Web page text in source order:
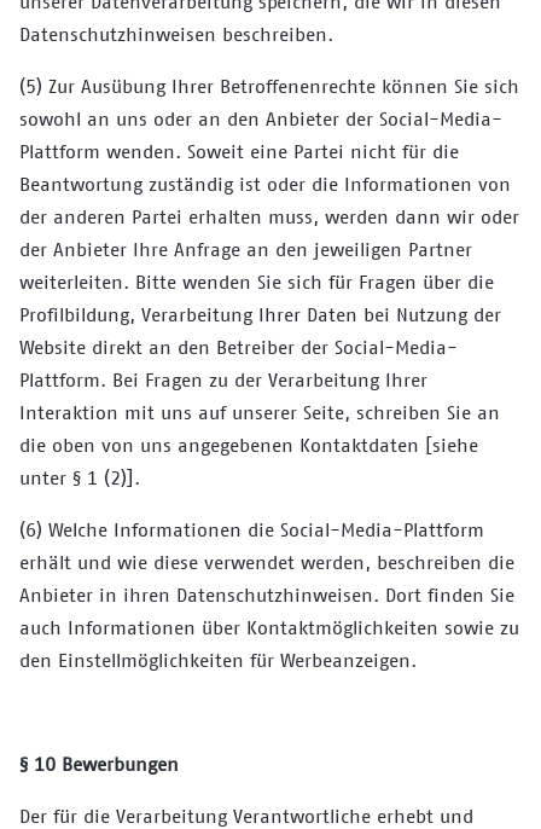
Datenschutzhinweisen beschreiben.
(5) Zur Ausübung Ihrer Betroffenenrechte können Sie sich
sowohl an uns oder an den Anbieter der Social-Media-
Plattform wenden. Soweit eine Partei nicht für die
Beantwortung zuständig ist oder die Informationen von
der anderen Partei erhalten muss, werden dann wir oder
der Anbieter Ihre Anfrage an den jeweiligen Partner
weiterleiten. Bitte wenden Sie sich für Fragen über die
Profilbildung, Verarbeitung Ihrer Daten bei Nutzung der
Website direkt an den Betreiber der Social-Media-
Plattform. Bei Fragen zu der Verarbeitung Ihrer
Interaktion mit uns auf unserer Seite, schreiben Sie an
die oben von uns angegebenen Kontaktdaten [siehe
unter § 1 (2)].
(6) Welche Informationen die Social-Media-Plattform
erhält und wie diese verwendet werden, beschreiben die
Anbieter in ihren Datenschutzhinweisen. Dort finden Sie
auch Informationen über Kontaktmöglichkeiten sowie zu
den Einstellmöglichkeiten für Werbeanzeigen.
§ 10 Bewerbungen
Der für die Verarbeitung Verantwortliche erhebt und